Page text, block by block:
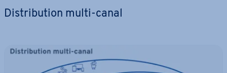
Dis­tri­bu­tion multi-canal